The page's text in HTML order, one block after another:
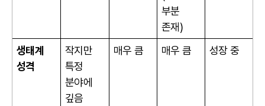
부분
존재)
생태계
성격
작지만
특정
분야에
깊음
매우 큼 매우 큼 성장 중